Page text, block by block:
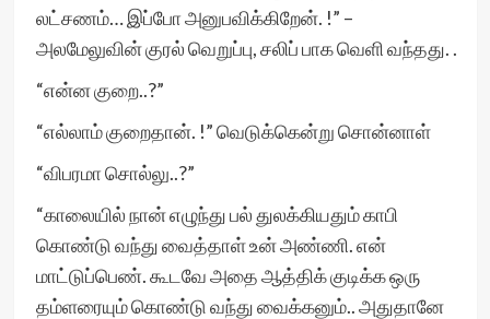
லட்சணம்… இப்போ அனுபவிக்கிறேன். !” –
அலமேலுவின் குரல் வெறுப்பு, சலிப் பாக வெளி வந்தது. .
“என்ன குறை..?”
“எல்லாம் குறைதான். !” வெடுக்கென்று சொன்னாள்
“விபரமா சொல்லு..?”
“காலையில் நான் எழுந்து பல் துலக்கியதும் காபி
கொண்டு வந்து வைத்தாள் உன் அண்ணி. என்
மாட்டுப்பெண். கூடவே அதை ஆத்திக் குடிக்க ஒரு
தம்ளரையும் கொண்டு வந்து வைக்கனும்.. அதுதானே